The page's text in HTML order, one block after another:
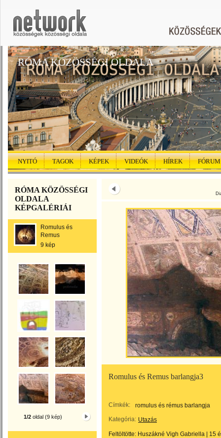
RÓMA KÖZÖSSÉGI OLDALA
NYITÓ TAGOK KÉPEK VIDEÓK HÍREK FÓRUM
RÓMA KÖZÖSSÉGI
OLDALA
KÉPGALÉRIÁI
Romulus és
Remus
9 kép
1/2 oldal (9 kép)
Romulus és Remus barlangja3
Címkék:
romulus és rémus barlangja
Kategória: Utazás
Feltöltötte: Huszákné Vigh Gabriella 15